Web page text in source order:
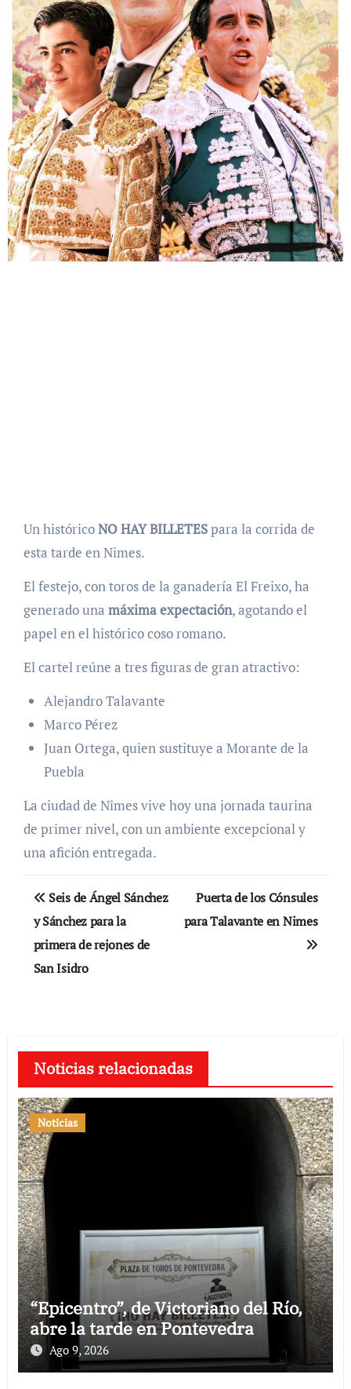
Un históricoNO HAY BILLETESpara la corrida de
esta tarde en Nimes.
El festejo, con toros de la ganadería El Freixo, ha
generado una máxima expectación, agotando el
papel en el histórico coso romano.
El cartel reúne a tres figuras de gran atractivo:
Alejandro Talavante
Marco Pérez
Juan Ortega, quien sustituye a Morante de la
Puebla
La ciudad de Nîmes vive hoy una jornada taurina
de primer nivel, con un ambiente excepcional y
una afición entregada.
Navegación
de
entradas
Seis de Ángel Sánchez
y Sánchez para la
primera de rejones de
San Isidro
Puerta de los Cónsules
para Talavante en Nimes
Noticias relacionadas
Noticias
“Epicentro”, de Victoriano del Río,
abre la tarde en Pontevedra
Ago 9, 2026